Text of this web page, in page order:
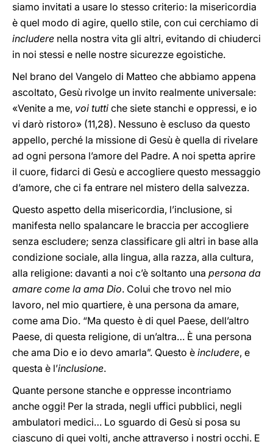
siamo invitati a usare lo stesso criterio: la misericordia
è quel modo di agire, quello stile, con cui cerchiamo di
includere nella nostra vita gli altri, evitando di chiuderci
in noi stessi e nelle nostre sicurezze egoistiche.
Nel brano del Vangelo di Matteo che abbiamo appena
ascoltato, Gesù rivolge un invito realmente universale:
«Venite a me, voi tutti che siete stanchi e oppressi, e io
vi darò ristoro» (11,28). Nessuno è escluso da questo
appello, perché la missione di Gesù è quella di rivelare
ad ogni persona l’amore del Padre. A noi spetta aprire
il cuore, fidarci di Gesù e accogliere questo messaggio
d’amore, che ci fa entrare nel mistero della salvezza.
Questo aspetto della misericordia, l’inclusione, si
manifesta nello spalancare le braccia per accogliere
senza escludere; senza classificare gli altri in base alla
condizione sociale, alla lingua, alla razza, alla cultura,
alla religione: davanti a noi c’è soltanto una persona da
amare come la ama Dio. Colui che trovo nel mio
lavoro, nel mio quartiere, è una persona da amare,
come ama Dio. “Ma questo è di quel Paese, dell’altro
Paese, di questa religione, di un’altra… È una persona
che ama Dio e io devo amarla”. Questo è includere, e
questa è l’inclusione.
Quante persone stanche e oppresse incontriamo
anche oggi! Per la strada, negli uffici pubblici, negli
ambulatori medici… Lo sguardo di Gesù si posa su
ciascuno di quei volti, anche attraverso i nostri occhi. E